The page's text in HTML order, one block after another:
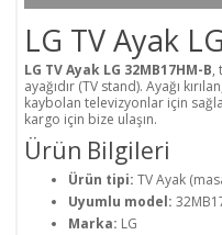
LG TV Ayak
LG TV Ayak LG 32MB17HM-B,
ayağıdır (TV stand). Ayağı
kaybolan televizyonlar için
kargo için bize ulaşın.
Ürün Bilgileri
Ürün tipi: TV Ayak
Uyumlu model:
Marka: LG